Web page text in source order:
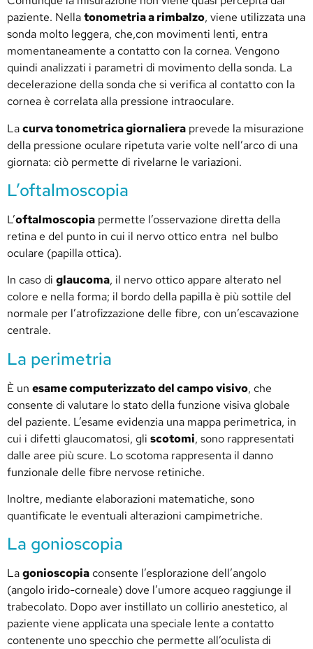
paziente. Nellatonometria a rimbalzo, viene utilizzata una
sonda molto leggera, che,con movimenti lenti, entra
momentaneamente a contatto con la cornea. Vengono
quindi analizzati i parametri di movimento della sonda. La
decelerazione della sonda che si verifica al contatto con la
cornea è correlata alla pressione intraoculare.
Lacurva tonometrica giornaliera prevede la misurazione
della pressione oculare ripetuta varie volte nell’arco di una
giornata: ciò permette di rivelarne le variazioni.
L’oftalmoscopia
L’oftalmoscopia permette l’osservazione diretta della
retina e del punto in cui il nervo ottico entra nel bulbo
oculare (papilla ottica).
In caso di glaucoma, il nervo ottico appare alterato nel
colore e nella forma; il bordo della papilla è più sottile del
normale per l’atrofizzazione delle fibre, con un’escavazione
centrale.
La perimetria
È un esame computerizzato del campo visivo, che
consente di valutare lo stato della funzione visiva globale
del paziente. L’esame evidenzia una mappa perimetrica, in
cui i difetti glaucomatosi, gli scotomi, sono rappresentati
dalle aree più scure. Lo scotoma rappresenta il danno
funzionale delle fibre nervose retiniche.
Inoltre, mediante elaborazioni matematiche, sono
quantificate le eventuali alterazioni campimetriche.
La gonioscopia
Lagonioscopiaconsente l’esplorazione dell’angolo
(angolo irido-corneale) dove l’umore acqueo raggiunge il
trabecolato. Dopo aver instillato un collirio anestetico, al
paziente viene applicata una speciale lente a contatto
contenente uno specchio che permette all’oculista di